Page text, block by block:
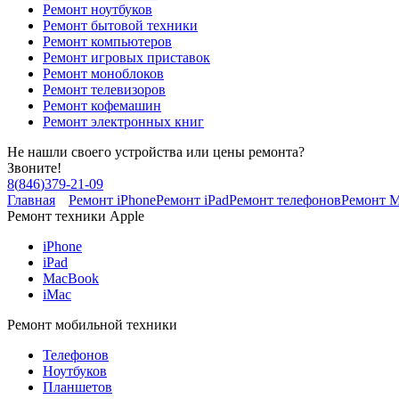
Ремонт ноутбуков
Ремонт бытовой техники
Ремонт компьютеров
Ремонт игровых приставок
Ремонт моноблоков
Ремонт телевизоров
Ремонт кофемашин
Ремонт электронных книг
Не нашли своего устройства или цены ремонта?
Звоните!
8(846)379-21-09
Главная
Ремонт iPhoneРемонт iPadРемонт телефоновРемонт
Ремонт техники Apple
iPhone
iPad
MacBook
iMac
Ремонт мобильной техники
Телефонов
Ноутбуков
Планшетов